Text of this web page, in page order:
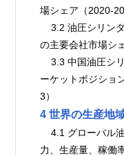
場シェア（2020-
    3.2 油圧シリンダーの製造の販売量における中国
の主要会社市場シ
    3.3 中国油圧シリンダーの製造のトップ会社、マ
ーケットポジショ
3）
4 世界の生産地
    4.1 グローバル油圧シリンダーの製造の生産能
力、生産量、稼働